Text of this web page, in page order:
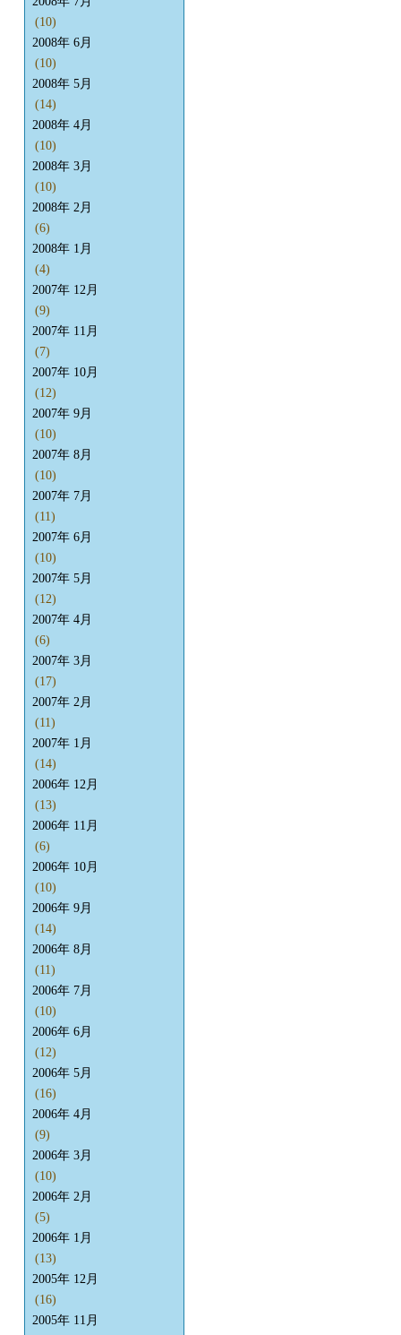
(10)
2008年 6月
(10)
2008年 5月
(14)
2008年 4月
(10)
2008年 3月
(10)
2008年 2月
(6)
2008年 1月
(4)
2007年 12月
(9)
2007年 11月
(7)
2007年 10月
(12)
2007年 9月
(10)
2007年 8月
(10)
2007年 7月
(11)
2007年 6月
(10)
2007年 5月
(12)
2007年 4月
(6)
2007年 3月
(17)
2007年 2月
(11)
2007年 1月
(14)
2006年 12月
(13)
2006年 11月
(6)
2006年 10月
(10)
2006年 9月
(14)
2006年 8月
(11)
2006年 7月
(10)
2006年 6月
(12)
2006年 5月
(16)
2006年 4月
(9)
2006年 3月
(10)
2006年 2月
(5)
2006年 1月
(13)
2005年 12月
(16)
2005年 11月